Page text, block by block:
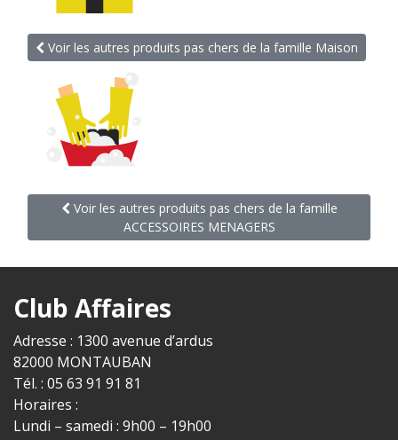
Voir les autres produits pas chers de la famille Maison
Voir les autres produits pas chers de la famille
ACCESSOIRES MENAGERS
Club Affaires
Adresse : 1300 avenue d’ardus
82000 MONTAUBAN
Tél. : 05 63 91 91 81
Horaires :
Lundi – samedi : 9h00 – 19h00